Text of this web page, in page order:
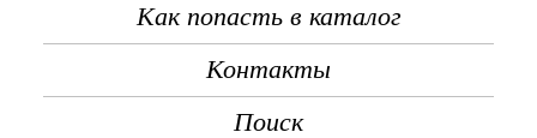
Как попасть в каталог
Контакты
Поиск